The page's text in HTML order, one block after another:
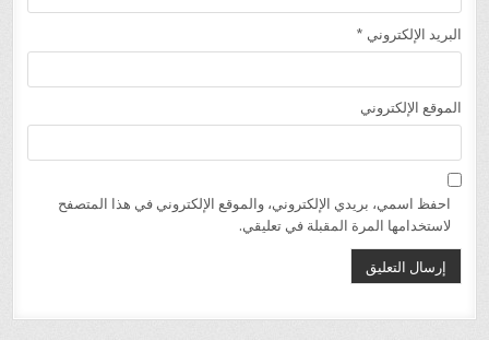
البريد الإلكتروني *
الموقع الإلكتروني
احفظ اسمي، بريدي الإلكتروني، والموقع الإلكتروني في هذا المتصفح
لاستخدامها المرة المقبلة في تعليقي.